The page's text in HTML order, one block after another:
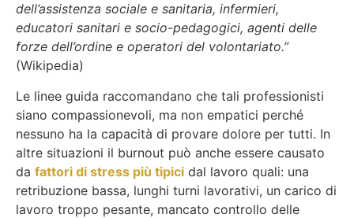
dell’assistenza sociale e sanitaria, infermieri,
educatori sanitari e socio-pedagogici, agenti delle
forze dell’ordine e operatori del volontariato.”
(Wikipedia)
Le linee guida raccomandano che tali professionisti
siano compassionevoli, ma non empatici perché
nessuno ha la capacità di provare dolore per tutti. In
altre situazioni il burnout può anche essere causato
da fattori di stress più tipici dal lavoro quali: una
retribuzione bassa, lunghi turni lavorativi, un carico di
lavoro troppo pesante, mancato controllo delle